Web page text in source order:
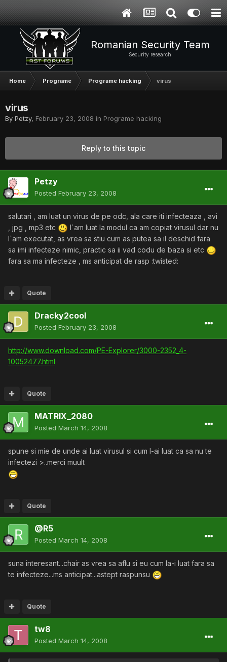
Romanian Security Team
Security research
Home Programe Programe hacking virus
virus
By Petzy, February 23, 2008 in Programe hacking
Reply to this topic
Petzy
Posted February 23, 2008
salutari , am luat un virus de pe odc, ala care iti infecteaza , avi
, jpg , mp3 etc
l`am luat la modul ca am copiat virusul dar nu
l`am executat, as vrea sa stiu cum as putea sa il deschid fara
sa imi infecteze nimic, practic sa ii vad codu de baza si etc
fara sa ma infecteze , ms anticipat de rasp :twisted:
Quote
Dracky2cool
Posted February 23, 2008
http://www.download.com/PE-Explorer/3000-2352_4-
10052477.html
Quote
MATRIX_2080
Posted March 14, 2008
spune si mie de unde ai luat virusul si cum l-ai luat ca sa nu te
infectezi >..merci muult
Quote
@R5
Posted March 14, 2008
suna interesant...chair as vrea sa aflu si eu cum la-i luat fara sa
te infecteze...ms anticipat...astept raspunsu
Quote
tw8
Posted March 14, 2008